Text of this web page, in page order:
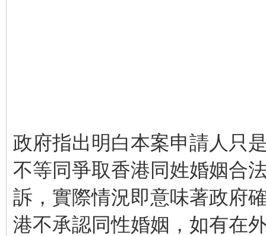
政府指出明白本案申請人只
不等同爭取香港同姓婚姻合
訴，實際情況即意味著政府
港不承認同性婚姻，如有在